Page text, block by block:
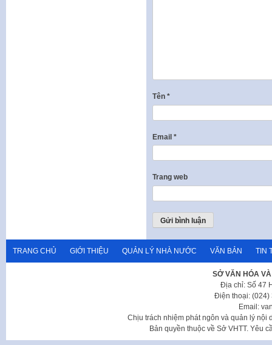
Tên *
Email *
Trang web
TRANG CHỦ GIỚI THIỆU QUẢN LÝ NHÀ NƯỚC VĂN BẢN TIN
SỞ VĂN HÓA
Địa chỉ: Số 47
Điện thoại: (024)
Email:
Chịu trách nhiệm phát ngôn và quản lý nội
Bản quyền thuộc về Sở VHTT. Yêu